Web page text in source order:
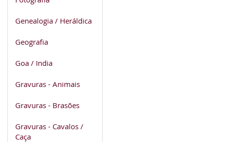
Genealogia / Heráldica
Geografia
Goa / India
Gravuras - Animais
Gravuras - Brasões
Gravuras - Cavalos /
Caça